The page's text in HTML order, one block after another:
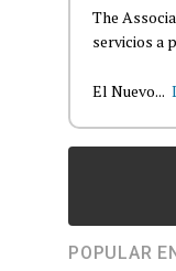
The
servicios a
El Nuevo...
POPULAR